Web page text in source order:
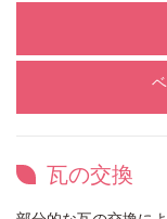
瓦の交換